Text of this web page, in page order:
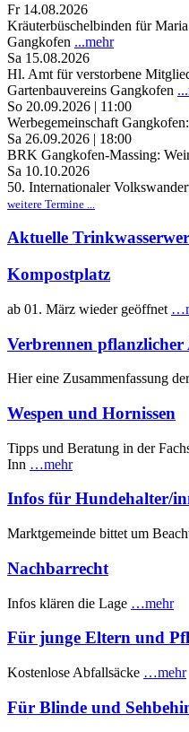
Fr 14.08.2026
Kräuterbüschelbinden für
Gangkofen ...mehr
Sa 15.08.2026
Hl. Amt für verstorbene
Gartenbauvereins Gangkofen
So 20.09.2026 | 11:00
Werbegemeinschaft
Sa 26.09.2026 | 18:00
BRK Gangkofen-Massing:
Sa 10.10.2026
50. Internationaler
weitere Termine ...
Aktuelle
Kompostplatz
ab 01. März wieder geöffnet
Verbrennen pflanzlicher
Hier eine Zusammenfassung
Wespen und Hornissen
Tipps und Beratung in der
Inn …mehr
Infos für Hundehalter/
Marktgemeinde bittet um
Nachbarrecht
Infos klären die Lage …mehr
Für junge Eltern und
Kostenlose Abfallsäcke …mehr
Für Blinde und